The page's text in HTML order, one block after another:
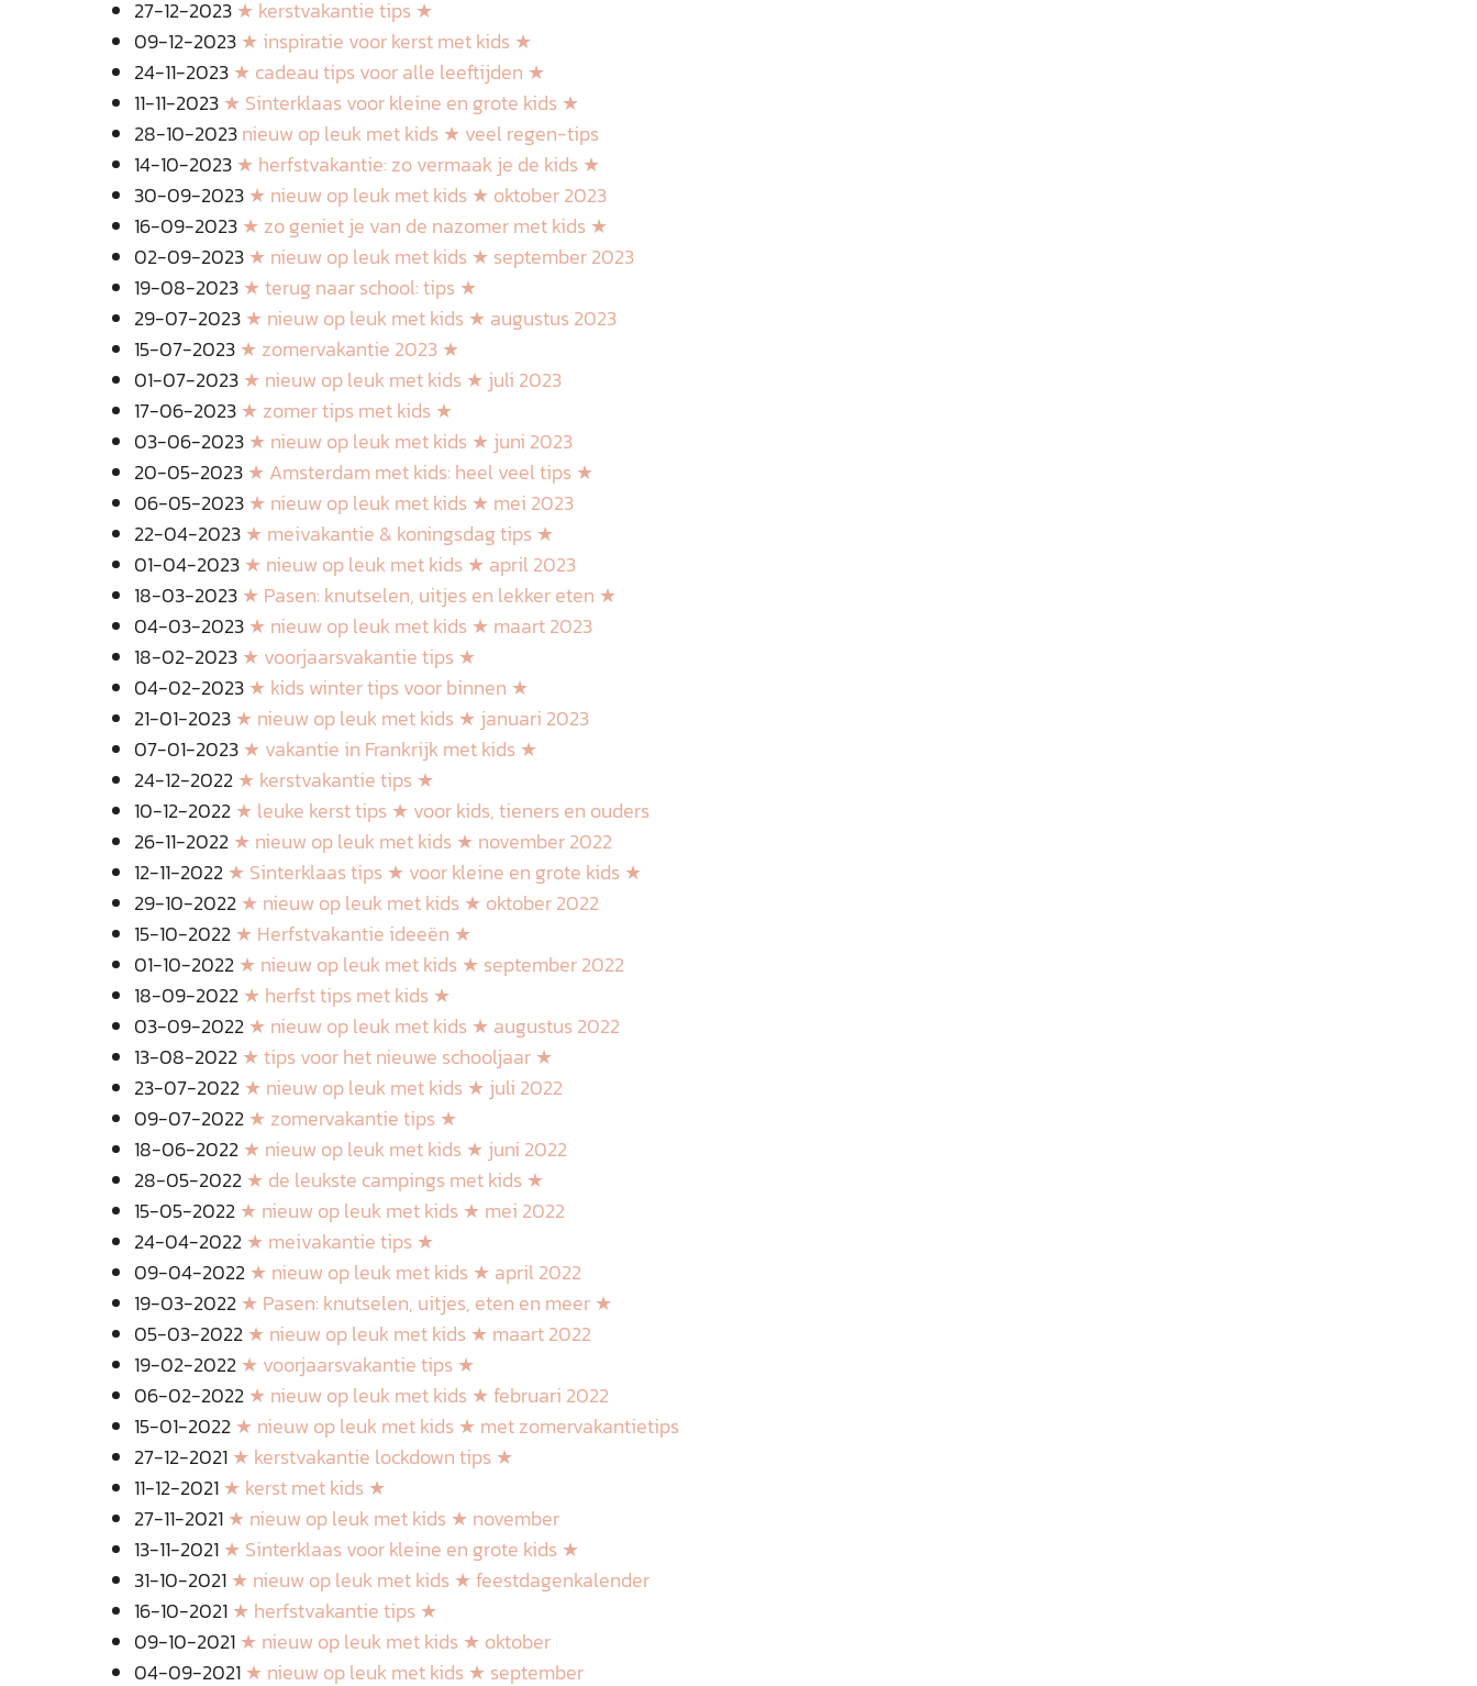
27-12-2023★ kerstvakantie tips ★
09-12-2023★ inspiratie voor kerst met kids ★
24-11-2023★ cadeau tips voor alle leeftijden ★
11-11-2023★ Sinterklaas voor kleine en grote kids ★
28-10-2023nieuw op leuk met kids ★ veel regen-tips
14-10-2023★ herfstvakantie: zo vermaak je de kids ★
30-09-2023★ nieuw op leuk met kids ★ oktober 2023
16-09-2023★ zo geniet je van de nazomer met kids ★
02-09-2023★ nieuw op leuk met kids ★ september 2023
19-08-2023★ terug naar school: tips ★
29-07-2023★ nieuw op leuk met kids ★ augustus 2023
15-07-2023★ zomervakantie 2023 ★
01-07-2023★ nieuw op leuk met kids ★ juli 2023
17-06-2023★ zomer tips met kids ★
03-06-2023★ nieuw op leuk met kids ★ juni 2023
20-05-2023★ Amsterdam met kids: heel veel tips ★
06-05-2023★ nieuw op leuk met kids ★ mei 2023
22-04-2023★ meivakantie & koningsdag tips ★
01-04-2023★ nieuw op leuk met kids ★ april 2023
18-03-2023★ Pasen: knutselen, uitjes en lekker eten ★
04-03-2023★ nieuw op leuk met kids ★ maart 2023
18-02-2023★ voorjaarsvakantie tips ★
04-02-2023★ kids winter tips voor binnen ★
21-01-2023★ nieuw op leuk met kids ★ januari 2023
07-01-2023★ vakantie in Frankrijk met kids ★
24-12-2022★ kerstvakantie tips ★
10-12-2022★ leuke kerst tips ★ voor kids, tieners en ouders
26-11-2022★ nieuw op leuk met kids ★ november 2022
12-11-2022★ Sinterklaas tips ★ voor kleine en grote kids ★
29-10-2022★ nieuw op leuk met kids ★ oktober 2022
15-10-2022★ Herfstvakantie ideeën ★
01-10-2022★ nieuw op leuk met kids ★ september 2022
18-09-2022★ herfst tips met kids ★
03-09-2022★ nieuw op leuk met kids ★ augustus 2022
13-08-2022★ tips voor het nieuwe schooljaar ★
23-07-2022★ nieuw op leuk met kids ★ juli 2022
09-07-2022★ zomervakantie tips ★
18-06-2022★ nieuw op leuk met kids ★ juni 2022
28-05-2022★ de leukste campings met kids ★
15-05-2022★ nieuw op leuk met kids ★ mei 2022
24-04-2022★ meivakantie tips ★
09-04-2022★ nieuw op leuk met kids ★ april 2022
19-03-2022★ Pasen: knutselen, uitjes, eten en meer ★
05-03-2022★ nieuw op leuk met kids ★ maart 2022
19-02-2022★ voorjaarsvakantie tips ★
06-02-2022★ nieuw op leuk met kids ★ februari 2022
15-01-2022★ nieuw op leuk met kids ★ met zomervakantietips
27-12-2021★ kerstvakantie lockdown tips ★
11-12-2021★ kerst met kids ★
27-11-2021★ nieuw op leuk met kids ★ november
13-11-2021★ Sinterklaas voor kleine en grote kids ★
31-10-2021★ nieuw op leuk met kids ★ feestdagenkalender
16-10-2021★ herfstvakantie tips ★
09-10-2021★ nieuw op leuk met kids ★ oktober
04-09-2021★ nieuw op leuk met kids ★ september